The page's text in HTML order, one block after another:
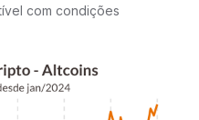
com condições